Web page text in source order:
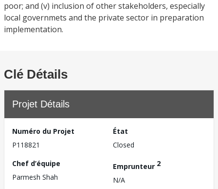
poor; and (v) inclusion of other stakeholders, especially
local governmets and the private sector in preparation
implementation.
Clé Détails
Projet Détails
Numéro du Projet
P118821
État
Closed
Chef d’équipe
Parmesh Shah
Emprunteur 2
N/A